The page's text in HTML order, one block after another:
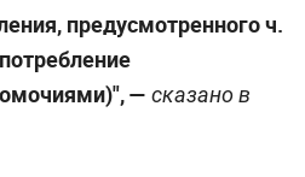
предусмотренного ч.
— сказано в